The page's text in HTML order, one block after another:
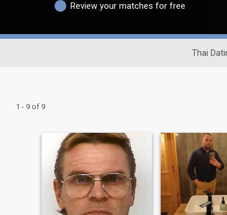
Review your matches for free
Thai
1 - 9 of 9